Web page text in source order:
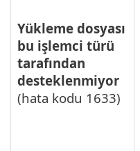
Yükleme dosyası
bu işlemci türü
tarafından
desteklenmiyor
(hata kodu 1633)